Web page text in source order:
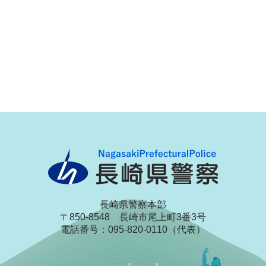
長崎県警察本部
〒850-8548 長崎市尾上町3番3号
電話番号：095-820-0110（代表）